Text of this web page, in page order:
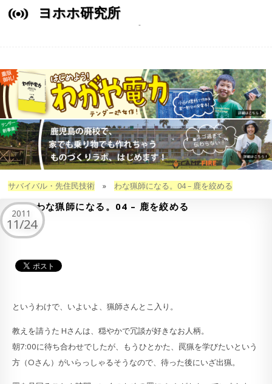
ヨホホ研究所
サバイバル・先住民技術» わな猟師になる。04 – 鹿を絞める
わな猟師になる。04 – 鹿を絞める
2011
11/24
というわけで、いよいよ、猟師さんとこ入り。
教えを請うた Hさんは、穏やかで冗談が好きなお人柄。
朝7:00に待ち合わせでしたが、もうひとかた、罠猟を学びたいという
方（Oさん）がいらっしゃるそうなので、待った後にいざ出猟。